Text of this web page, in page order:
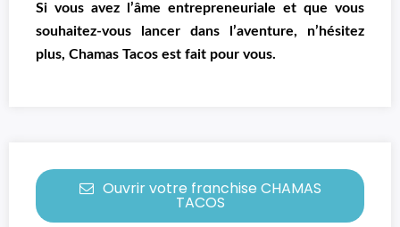
Si vous avez l’âme entrepreneuriale et que vous
souhaitez-vous lancer dans l’aventure, n’hésitez
plus, Chamas Tacos est fait pour vous.
Ouvrir votre franchise CHAMAS
TACOS